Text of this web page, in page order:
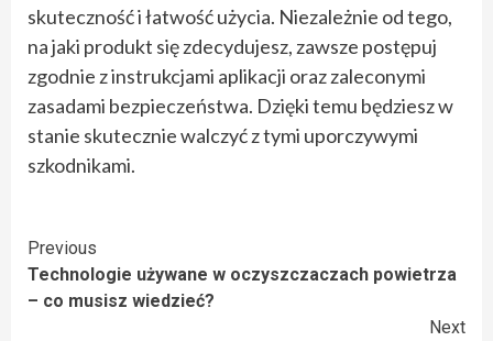
skuteczność i łatwość użycia. Niezależnie od tego,
na jaki produkt się zdecydujesz, zawsze postępuj
zgodnie z instrukcjami aplikacji oraz zaleconymi
zasadami bezpieczeństwa. Dzięki temu będziesz w
stanie skutecznie walczyć z tymi uporczywymi
szkodnikami.
Continue
Reading
Previous
Technologie używane w oczyszczaczach powietrza
– co musisz wiedzieć?
Next